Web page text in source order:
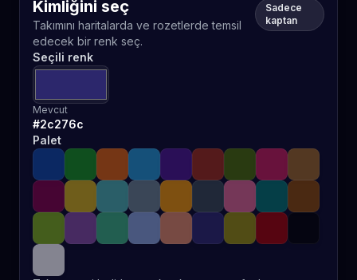
Kimliğini seç
Takımını haritalarda ve rozetlerde temsil
edecek bir renk seç.
Sadece
kaptan
Seçili renk
Mevcut
#2c276c
Palet